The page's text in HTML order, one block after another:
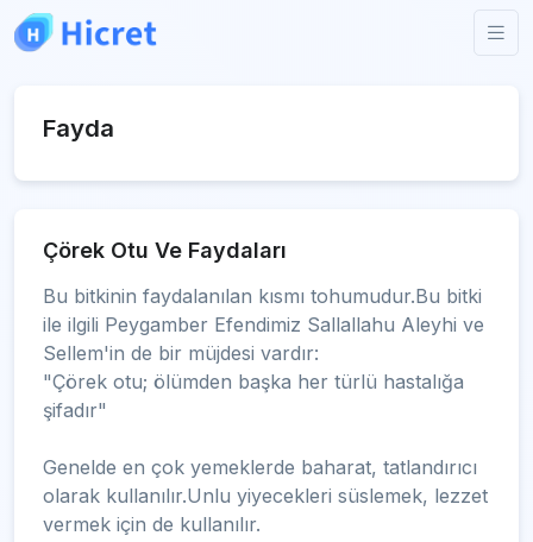
Fayda
Çörek Otu Ve Faydaları
Bu bitkinin faydalanılan kısmı tohumudur.Bu bitki
ile ilgili Peygamber Efendimiz Sallallahu Aleyhi ve
Sellem'in de bir müjdesi vardır:
"Çörek otu; ölümden başka her türlü hastalığa
şifadır"
Genelde en çok yemeklerde baharat, tatlandırıcı
olarak kullanılır.Unlu yiyecekleri süslemek, lezzet
vermek için de kullanılır.